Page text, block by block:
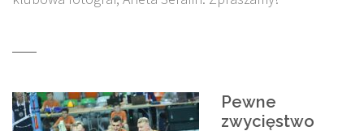
Pewne
zwycięstwo